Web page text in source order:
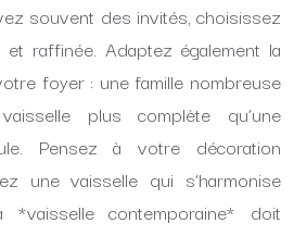
souvent des invités, choisissez
et raffinée. Adaptez également la
foyer : une famille nombreuse
plus complète qu’une
Pensez à votre décoration
une vaisselle qui s’harmonise
contemporaine* doit